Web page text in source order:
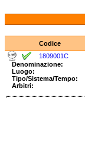
Codice
1809001C
Denominazione:
Luogo:
Tipo/Sistema/Tempo:
Arbitri: